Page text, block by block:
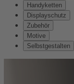
Handyketten
Displayschutz
Zubehör
Motive
Selbstgestalten